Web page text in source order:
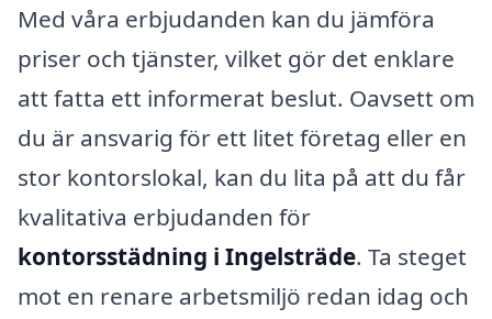
Med våra erbjudanden kan du jämföra
priser och tjänster, vilket gör det enklare
att fatta ett informerat beslut. Oavsett om
du är ansvarig för ett litet företag eller en
stor kontorslokal, kan du lita på att du får
kvalitativa erbjudanden för
kontorsstädning i Ingelsträde. Ta steget
mot en renare arbetsmiljö redan idag och